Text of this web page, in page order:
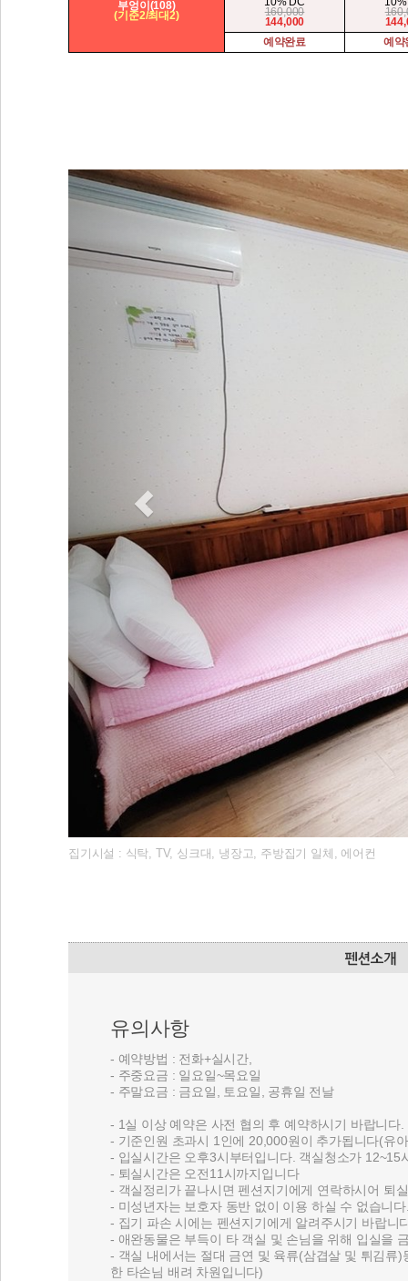
집기시설 : 식탁, TV, 싱크대, 냉장고, 주방집기 일체, 에어컨
유의사항
- 예약방법 : 전화+실시간,
- 주중요금 : 일요일~목요일
- 주말요금 : 금요일, 토요일, 공휴일 전날
- 1실 이상 예약은 사전 협의 후 예약하시기 바랍니다.
- 기준인원 초과시 1인에 20,000원이 추가됩니다(유
- 입실시간은 오후3시부터입니다. 객실청소가
- 퇴실시간은 오전11시까지입니다
- 객실정리가 끝나시면 펜션지기에게 연락하시어 퇴
- 미성년자는 보호자 동반 없이 이용 하실 수 없습니
- 집기 파손 시에는 펜션지기에게 알려주시기 바랍니
- 애완동물은 부득이 타 객실 및 손님을 위해 입실을
- 객실 내에서는 절대 금연 및 육류(삼겹살 및 튀김류
한 타손님 배려 차원입니다)